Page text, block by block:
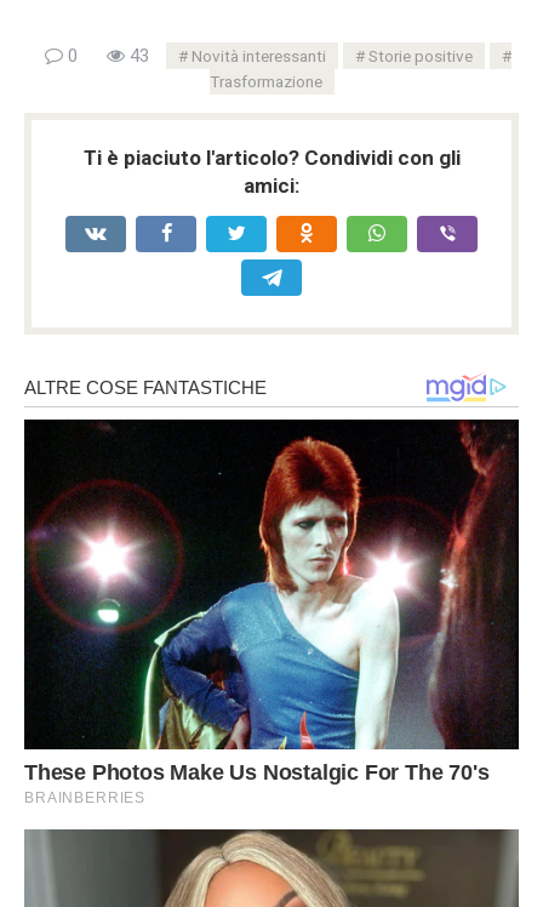
0 43 Novità interessanti
Storie positive
Trasformazione
Ti è piaciuto l'articolo? Condividi con gli
amici: